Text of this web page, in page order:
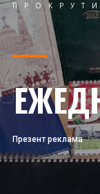
Презент реклама